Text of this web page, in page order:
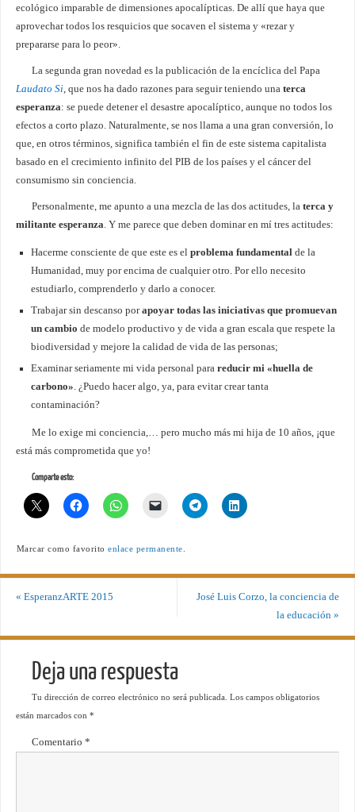
ecológico imparable de dimensiones apocalípticas. De allí que haya que
aprovechar todos los resquicios que socaven el sistema y «rezar y
prepararse para lo peor».
La segunda gran novedad es la publicación de la encíclica del Papa
Laudato Si, que nos ha dado razones para seguir teniendo una terca
esperanza: se puede detener el desastre apocalíptico, aunque no todos los
efectos a corto plazo. Naturalmente, se nos llama a una gran conversión, lo
que, en otros términos, significa también el fin de este sistema capitalista
basado en el crecimiento infinito del PIB de los países y el cáncer del
consumismo sin conciencia.
Personalmente, me apunto a una mezcla de las dos actitudes, la terca y
militante esperanza. Y me parece que deben dominar en mí tres actitudes:
Hacerme consciente de que este es el problema fundamentalde la
Humanidad, muy por encima de cualquier otro. Por ello necesito
estudiarlo, comprenderlo y darlo a conocer.
Trabajar sin descanso porapoyar todas las iniciativas que promuevan
un cambio de modelo productivo y de vida a gran escala que respete la
biodiversidad y mejore la calidad de vida de las personas;
Examinar seriamente mi vida personal para reducir mi «huella de
carbono». ¿Puedo hacer algo, ya, para evitar crear tanta
contaminación?
Me lo exige mi conciencia,… pero mucho más mi hija de 10 años, ¡que
está más comprometida que yo!
Comparte esto:
Marcar como favoritoenlace permanente
« EsperanzARTE 2015
José Luis Corzo, la conciencia de
la educación»
Deja una respuesta
Tu dirección de correo electrónico no será publicada. Los campos obligatorios
están marcados con *
Comentario *